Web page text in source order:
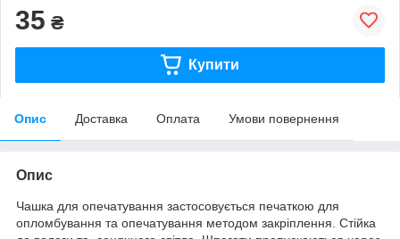
35 ₴
Купити
Опис Доставка Оплата Умови повернення
Опис
Чашка для опечатування застосовується печаткою для
опломбування та опечатування методом закріплення. Стійка